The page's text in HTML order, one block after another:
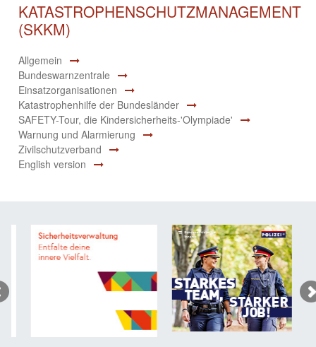
KATASTROPHENSCHUTZMANAGEMENT
(SKKM)
Allgemein
Bundeswarnzentrale
Einsatzorganisationen
Katastrophenhilfe der Bundesländer
SAFETY-Tour, die Kindersicherheits-'Olympiade'
Warnung und Alarmierung
Zivilschutzverband
English version